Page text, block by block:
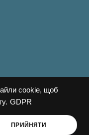
cookie, щоб
GDPR
ПРИЙНЯТИ